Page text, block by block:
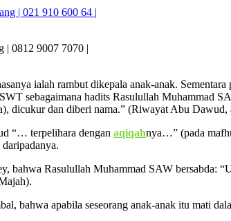
0812 9007 7070 |
ialah rambut dikepala anak-anak. Sementara
sebagaimana hadits Rasulullah Muhammad
dicukur dan diberi nama.” (Riwayat Abu
“… terpelihara dengan aqiqahnya…” (pada
bahwa Rasulullah Muhammad SAW bersabda:
bahwa apabila seseorang anak-anak itu mati